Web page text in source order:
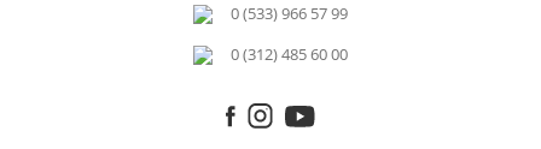
0 (533) 966 57 99
0 (312) 485 60 00